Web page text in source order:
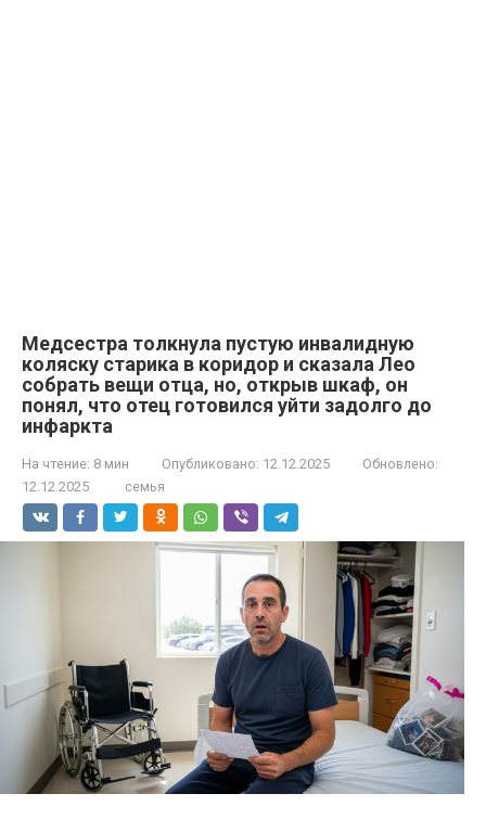
Медсестра толкнула пустую инвалидную
коляску старика в коридор и сказала Лео
собрать вещи отца, но, открыв шкаф, он
понял, что отец готовился уйти задолго до
инфаркта
На чтение: 8 мин Опубликовано: 12.12.2025
Обновлено:
12.12.2025
семья